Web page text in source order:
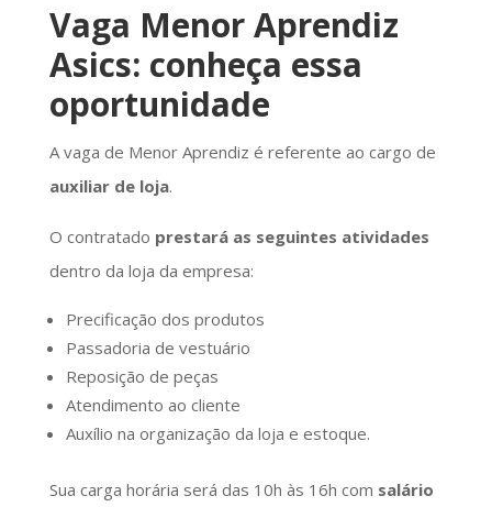
Vaga Menor Aprendiz
Asics: conheça essa
oportunidade
A vaga de Menor Aprendiz é referente ao cargo de
auxiliar de loja.
O contratado prestará as seguintes atividades
dentro da loja da empresa:
Precificação dos produtos
Passadoria de vestuário
Reposição de peças
Atendimento ao cliente
Auxílio na organização da loja e estoque.
Sua carga horária será das 10h às 16h com salário